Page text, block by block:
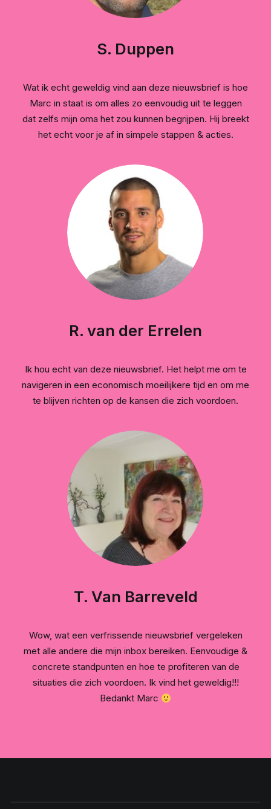
S. Duppen
Wat ik echt geweldig vind aan deze nieuwsbrief is hoe
Marc in staat is om alles zo eenvoudig uit te leggen
dat zelfs mijn oma het zou kunnen begrijpen. Hij breekt
het echt voor je af in simpele stappen & acties.
R. van der Errelen
Ik hou echt van deze nieuwsbrief. Het helpt me om te
navigeren in een economisch moeilijkere tijd en om me
te blijven richten op de kansen die zich voordoen.
T. Van Barreveld
Wow, wat een verfrissende nieuwsbrief vergeleken
met alle andere die mijn inbox bereiken. Eenvoudige &
concrete standpunten en hoe te profiteren van de
situaties die zich voordoen. Ik vind het geweldig!!!
Bedankt Marc